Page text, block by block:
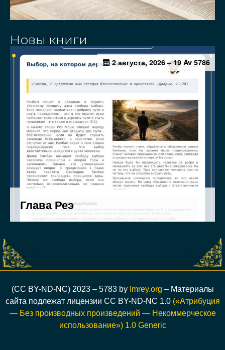
Новы книги
(CC BY-ND-NC) 2023 – 5783 by Imrey.org – Материалы
сайта подлежат лицензии CC BY-ND-NC 1.0(«Атрибуция
— Без производных произведений — Некоммерческое
использование») 1.0 Generic